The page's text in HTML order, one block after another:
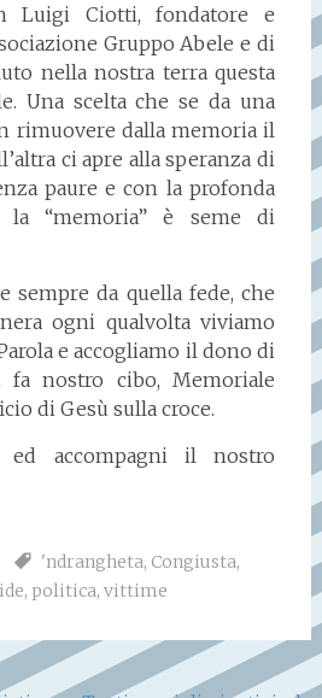
Luigi Ciotti, fondatore e
Gruppo Abele e di
nella nostra terra questa
Una scelta che se da una
rimuovere dalla memoria il
ci apre alla speranza di
paure e con la profonda
la “memoria” è seme di
sempre da quella fede, che
ogni qualvolta viviamo
e accogliamo il dono di
fa nostro cibo, Memoriale
di Gesù sulla croce.
accompagni il nostro
'ndrangheta, Congiusta,
, politica, vittime